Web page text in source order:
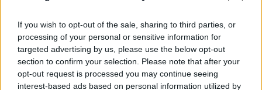
If you wish to opt-out of the sale, sharing to third parties, or
processing of your personal or sensitive information for
targeted advertising by us, please use the below opt-out
section to confirm your selection. Please note that after your
opt-out request is processed you may continue seeing
interest-based ads based on personal information utilized by
θωράκιση και ανθεκτικότητα, συνολικά, του
ηλεκτρικού συστήματος της χώρας.
Με βάση το επενδυτικό πλάνο για την τριετία 2025-